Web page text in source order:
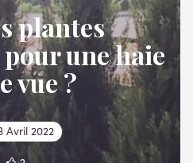
plantes
une haie
vue ?
Avril 2022